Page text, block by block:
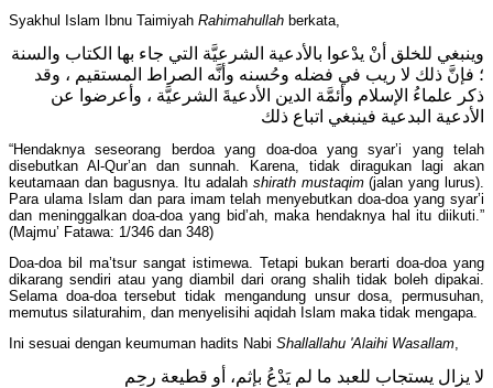
Syakhul Islam Ibnu Taimiyah Rahimahullah berkata,
وينبغي للخلق أنْ يدْعوا بالأدعية الشرعيَّة التي جاء بها الكتاب والسنة
؛ فإنَّ ذلك لا ريب في فضله وحُسنه وأنَّه الصراط المستقيم ، وقد
ذكر علماءُ الإسلام وأئمَّة الدين الأدعيةَ الشرعيَّة ، وأعرضوا عن
الأدعية البدعية فينبغي اتباع ذلك
“Hendaknya seseorang berdoa yang doa-doa yang syar’i yang telah
disebutkan Al-Qur’an dan sunnah. Karena, tidak diragukan lagi akan
keutamaan dan bagusnya. Itu adalah shirath mustaqim(jalan yang lurus).
Para ulama Islam dan para imam telah menyebutkan doa-doa yang syar’i
dan meninggalkan doa-doa yang bid’ah, maka hendaknya hal itu diikuti.”
(Majmu’ Fatawa: 1/346 dan 348)
Doa-doa bil ma’tsur sangat istimewa. Tetapi bukan berarti doa-doa yang
dikarang sendiri atau yang diambil dari orang shalih tidak boleh dipakai.
Selama doa-doa tersebut tidak mengandung unsur dosa, permusuhan,
memutus silaturahim, dan menyelisihi aqidah Islam maka tidak mengapa.
Ini sesuai dengan keumuman hadits Nabi Shallallahu 'Alaihi Wasallam,
لا يزال يستجاب للعبد ما لم يَدْعُ بإثم، أو قطيعة رحِم